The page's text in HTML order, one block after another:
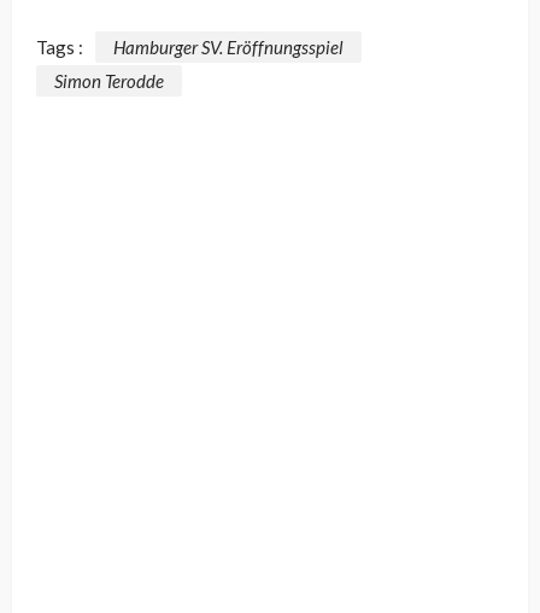
Tags :
Hamburger SV. Eröffnungsspiel
Simon Terodde